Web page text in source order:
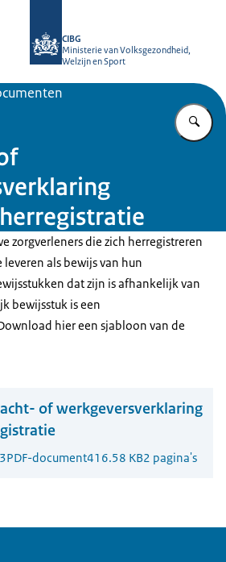
CIBG
Ministerie van Volksgezondheid,
Welzijn en Sport
zorgverleners die zich herregistreren
als bewijs van hun
dat zijn is afhankelijk van
bewijsstuk is een
hier een sjabloon van de
of werkgeversverklaring
PDF-document416.58 KB2 pagina's